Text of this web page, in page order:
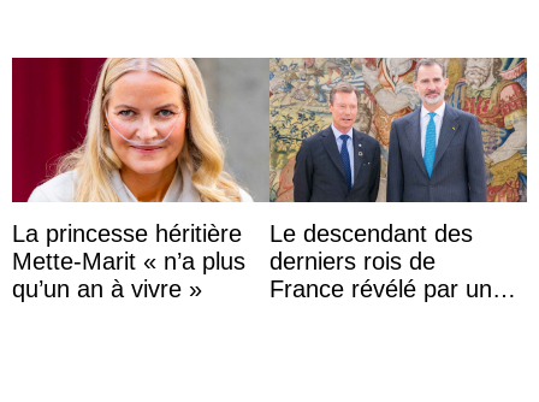
La princesse héritière
Mette-Marit « n’a plus
qu’un an à vivre »
Le descendant des
derniers rois de
France révélé par un